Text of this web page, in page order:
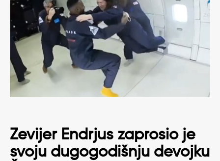
Zevijer Endrjus zaprosio je
svoju dugogodišnju devojku